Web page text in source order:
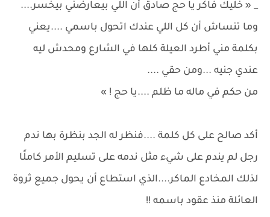
_ « خليك فاكر يا حج صادق أن اللي بيعارضني بيخسر....
وما تنساش أن كل اللي عندك اتحول باسمي ....يعني
بكلمة مني أطرد العيلة كلها في الشارع ومحدش ليه
عندي جنيه ...ومن حقي ....
من حكم في ماله ما ظلم ....يا حج ! »
أكد صالح على كل كلمة ....فنظر له الجد بنظرة بها ندم
رجل لم يندم على شيء مثل ندمه على تسليم الأمر كاملًا
لذلك المخادع الماكر....الذي استطاع أن يحول جميع ثروة
العائلة منذ عقود باسمه !!